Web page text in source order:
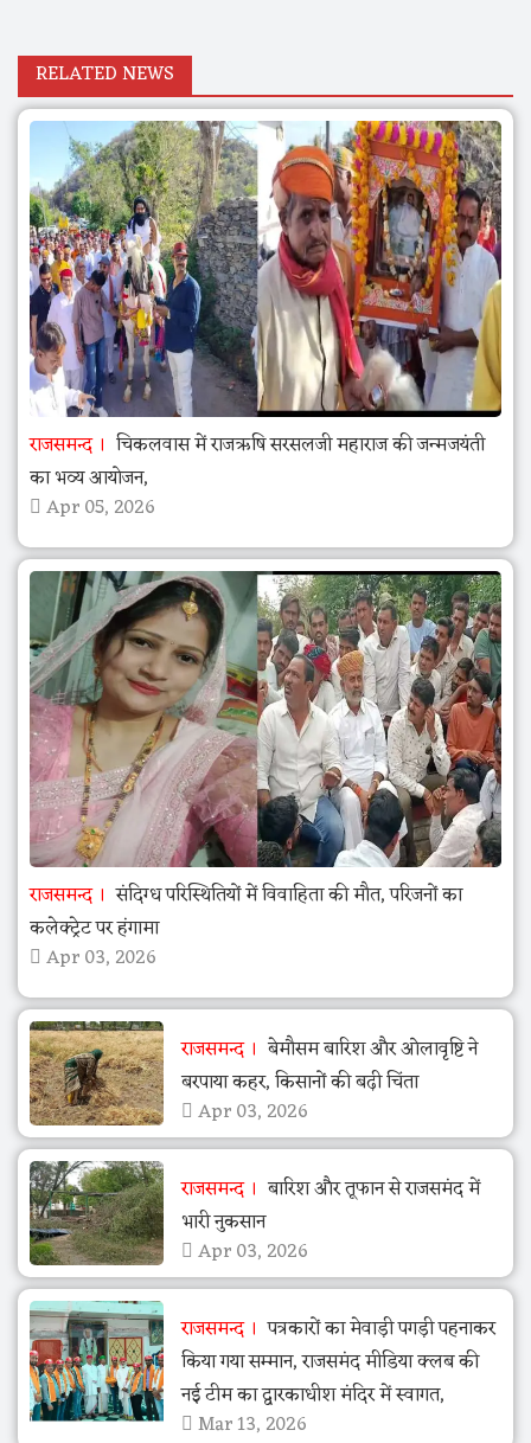
RELATED NEWS
राजसमन्द
चिकलवास में राजऋषि सरसलजी महाराज की जन्मजयंती
का भव्य आयोजन,
Apr 05, 2026
राजसमन्द
संदिग्ध परिस्थितियों में विवाहिता की मौत, परिजनों का
कलेक्ट्रेट पर हंगामा
Apr 03, 2026
राजसमन्द
बेमौसम बारिश और ओलावृष्टि ने
बरपाया कहर, किसानों की बढ़ी चिंता
Apr 03, 2026
राजसमन्द
बारिश और तूफान से राजसमंद में
भारी नुकसान
Apr 03, 2026
राजसमन्द
पत्रकारों का मेवाड़ी पगड़ी पहनाकर
किया गया सम्मान, राजसमंद मीडिया क्लब की
नई टीम का द्वारकाधीश मंदिर में स्वागत,
Mar 13, 2026